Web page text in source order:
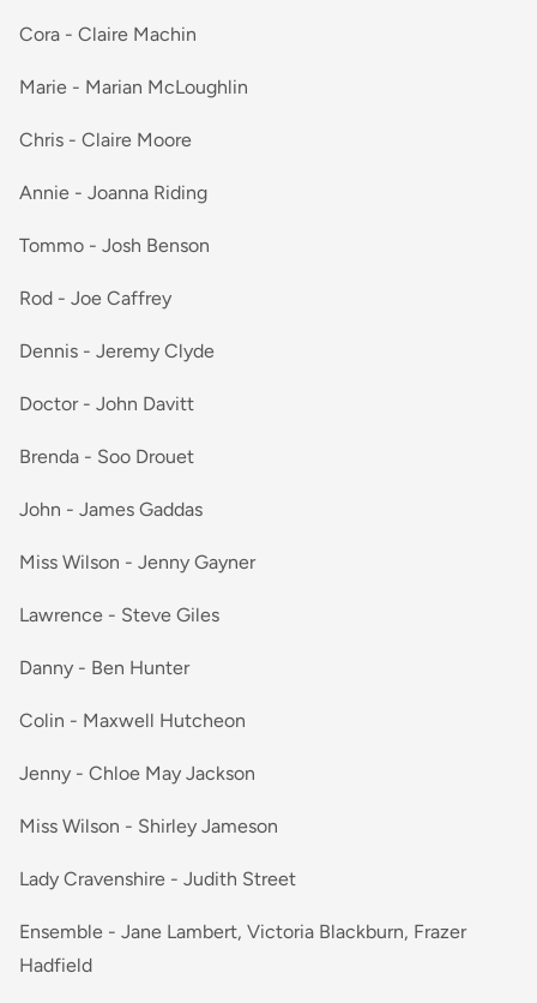
Cora - Claire Machin
Marie - Marian McLoughlin
Chris - Claire Moore
Annie - Joanna Riding
Tommo - Josh Benson
Rod - Joe Caffrey
Dennis - Jeremy Clyde
Doctor - John Davitt
Brenda - Soo Drouet
John - James Gaddas
Miss Wilson - Jenny Gayner
Lawrence - Steve Giles
Danny - Ben Hunter
Colin - Maxwell Hutcheon
Jenny - Chloe May Jackson
Miss Wilson - Shirley Jameson
Lady Cravenshire - Judith Street
Ensemble - Jane Lambert, Victoria Blackburn, Frazer
Hadfield